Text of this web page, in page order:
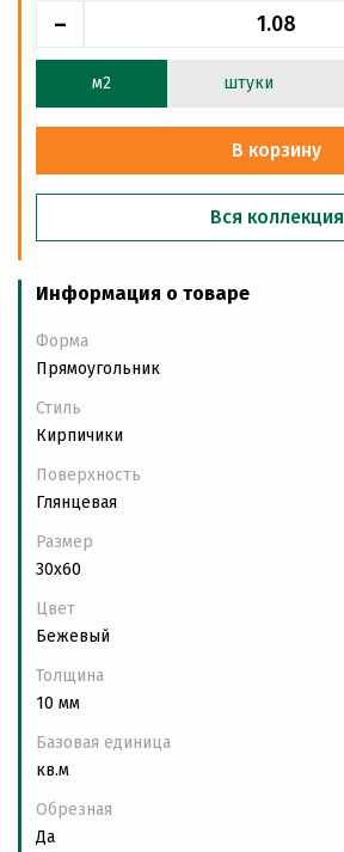
-
м2 штуки
В корзину
Вся коллекция
Информация о товаре
Форма
Прямоугольник
Стиль
Кирпичики
Поверхность
Глянцевая
Размер
30x60
Цвет
Бежевый
Толщина
10 мм
Базовая единица
кв.м
Обрезная
Да